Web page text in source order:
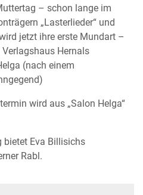
– schon lange im
„Lasterlieder“ und
jetzt ihre erste Mundart –
Hernals
(nach einem
wird aus „Salon Helga“
bietet Eva Billisichs
Rabl.